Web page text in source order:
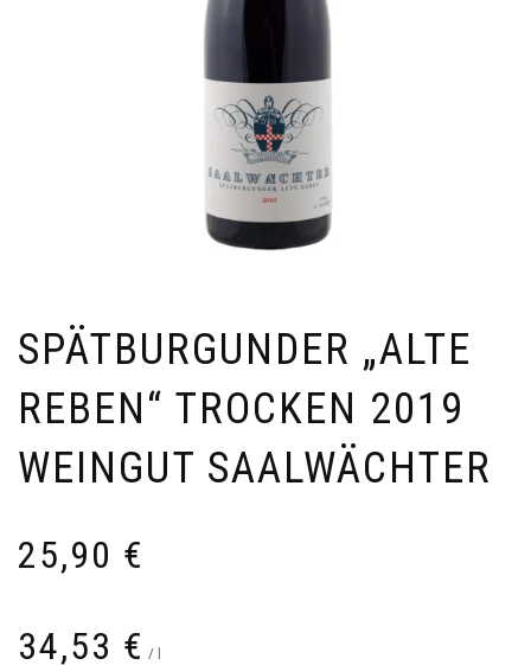
SPÄTBURGUNDER „ALTE
REBEN“ TROCKEN 2019
WEINGUT SAALWÄCHTER
25,90 €
34,53 € / l